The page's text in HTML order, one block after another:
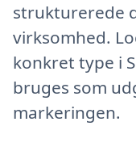
strukturerede
virksomhed.
konkret type i
bruges som
markeringen.